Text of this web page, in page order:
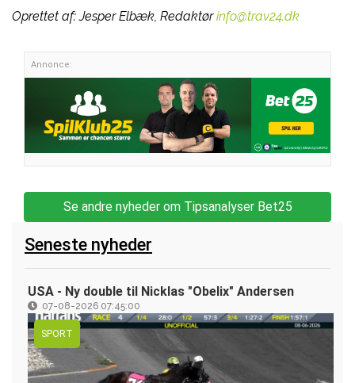
Oprettet af:Jesper Elbæk, Redaktør info@trav24.dk
Annonce:
Se andre nyheder om Tipsanalyser Bet25
Seneste nyheder
USA - Ny double til Nicklas "Obelix" Andersen
07-08-2026 07:45:00
SPORT